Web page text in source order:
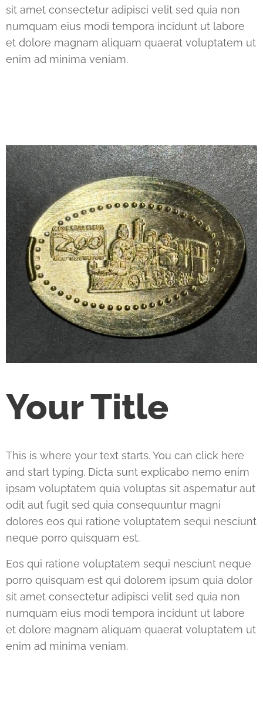
sit amet consectetur adipisci velit sed quia non
numquam eius modi tempora incidunt ut labore
et dolore magnam aliquam quaerat voluptatem ut
enim ad minima veniam.
Your Title
This is where your text starts. You can click here
and start typing. Dicta sunt explicabo nemo enim
ipsam voluptatem quia voluptas sit aspernatur aut
odit aut fugit sed quia consequuntur magni
dolores eos qui ratione voluptatem sequi nesciunt
neque porro quisquam est.
Eos qui ratione voluptatem sequi nesciunt neque
porro quisquam est qui dolorem ipsum quia dolor
sit amet consectetur adipisci velit sed quia non
numquam eius modi tempora incidunt ut labore
et dolore magnam aliquam quaerat voluptatem ut
enim ad minima veniam.